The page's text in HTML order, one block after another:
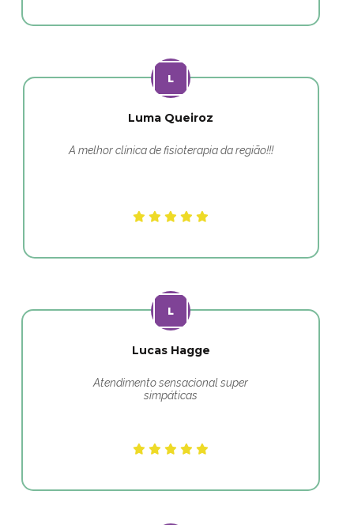
Luma Queiroz
A melhor clínica de fisioterapia da região!!!
Lucas Hagge
Atendimento sensacional super
simpáticas